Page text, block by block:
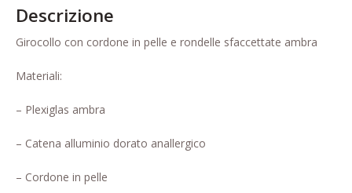
Refund and Returns Policy
Descrizione
Girocollo con cordone in pelle e rondelle sfaccettate ambra
Materiali:
– Plexiglas ambra
– Catena alluminio dorato anallergico
– Cordone in pelle